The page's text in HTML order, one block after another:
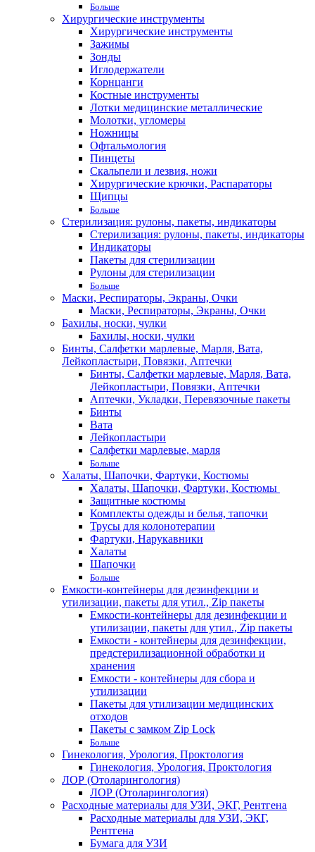
Больше
Хирургические инструменты
Хирургические инструменты
Зажимы
Зонды
Иглодержатели
Корнцанги
Костные инструменты
Лотки медицинские металлические
Молотки, угломеры
Ножницы
Офтальмология
Пинцеты
Скальпели и лезвия, ножи
Хирургические крючки, Распараторы
Щипцы
Больше
Стерилизация: рулоны, пакеты, индикаторы
Стерилизация: рулоны, пакеты, индикаторы
Индикаторы
Пакеты для стерилизации
Рулоны для стерилизации
Больше
Маски, Респираторы, Экраны, Очки
Маски, Респираторы, Экраны, Очки
Бахилы, носки, чулки
Бахилы, носки, чулки
Бинты, Салфетки марлевые, Марля, Вата,
Лейкопластыри, Повязки, Аптечки
Бинты, Салфетки марлевые, Марля, Вата,
Лейкопластыри, Повязки, Аптечки
Аптечки, Укладки, Перевязочные пакеты
Бинты
Вата
Лейкопластыри
Салфетки марлевые, марля
Больше
Халаты, Шапочки, Фартуки, Костюмы
Халаты, Шапочки, Фартуки, Костюмы
Защитные костюмы
Комплекты одежды и белья, тапочки
Трусы для колонотерапии
Фартуки, Нарукавники
Халаты
Шапочки
Больше
Емкости-контейнеры для дезинфекции и
утилизации, пакеты для утил., Zip пакеты
Емкости-контейнеры для дезинфекции и
утилизации, пакеты для утил., Zip пакеты
Емкости - контейнеры для дезинфекции,
предстерилизационной обработки и
хранения
Емкости - контейнеры для сбора и
утилизации
Пакеты для утилизации медицинских
отходов
Пакеты с замком Zip Lock
Больше
Гинекология, Урология, Проктология
Гинекология, Урология, Проктология
ЛОР (Отоларингология)
ЛОР (Отоларингология)
Расходные материалы для УЗИ, ЭКГ, Рентгена
Расходные материалы для УЗИ, ЭКГ,
Рентгена
Бумага для УЗИ